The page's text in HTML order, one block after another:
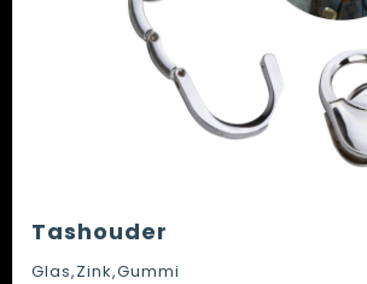
Tashouder
Glas,Zink,Gummi